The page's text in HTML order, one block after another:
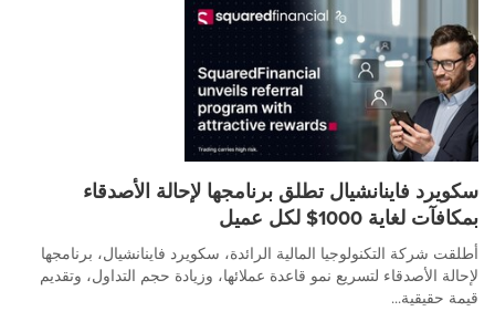
سكويرد فاينانشيال تطلق برنامجها لإحالة الأصدقاء
بمكافآت لغاية 1000$ لكل عميل
أطلقت شركة التكنولوجيا المالية الرائدة، سكويرد فاينانشيال، برنامجها
لإحالة الأصدقاء لتسريع نمو قاعدة عملائها، وزيادة حجم التداول، وتقديم
قيمة حقيقية...